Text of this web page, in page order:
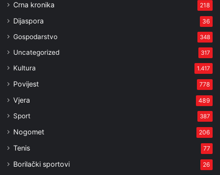
Crna kronika 218
Dijaspora 36
Gospodarstvo 348
Uncategorized 317
Kultura 1.417
Povijest 778
Vjera 489
Sport 387
Nogomet 206
Tenis 77
Borilački sportovi 26